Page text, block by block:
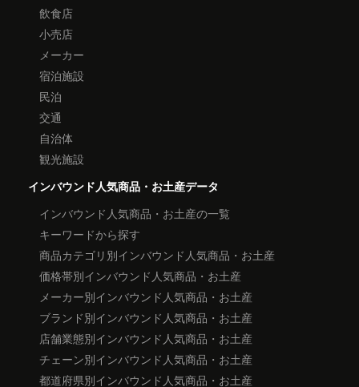
飲食店
小売店
メーカー
宿泊施設
民泊
交通
自治体
観光施設
インバウンド人気商品・お土産データ
インバウンド人気商品・お土産の一覧
キーワードから探す
商品カテゴリ別インバウンド人気商品・お土産
価格帯別インバウンド人気商品・お土産
メーカー別インバウンド人気商品・お土産
ブランド別インバウンド人気商品・お土産
店舗業態別インバウンド人気商品・お土産
チェーン別インバウンド人気商品・お土産
都道府県別インバウンド人気商品・お土産